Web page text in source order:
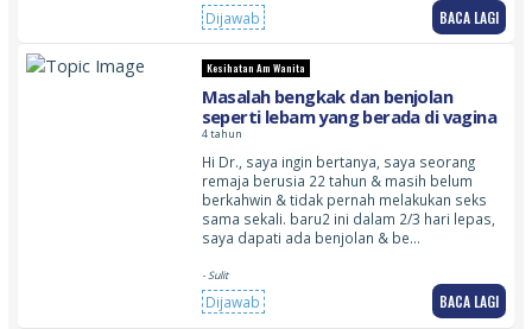
Dijawab BACA LAGI
Kesihatan Am Wanita
Masalah bengkak dan benjolan
seperti lebam yang berada di vagina
4 tahun
Hi Dr., saya ingin bertanya, saya seorang
remaja berusia 22 tahun & masih belum
berkahwin & tidak pernah melakukan seks
sama sekali. baru2 ini dalam 2/3 hari lepas,
saya dapati ada benjolan & be…
- Sulit
Dijawab BACA LAGI